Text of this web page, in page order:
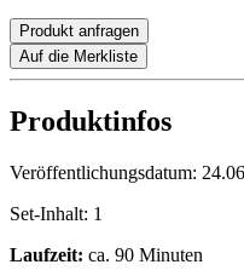
Produkt anfragen
Auf die Merkliste
Produktinfos
Veröffentlichungsdatum:
Set-Inhalt: 1
Laufzeit: ca. 90 Minuten